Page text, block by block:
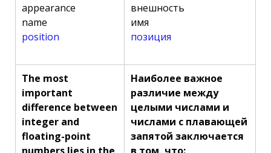
appearance
name
position
внешность
имя
позиция
The most
important
difference between
integer and
floating-point
Наиболее важное
различие между
целыми числами и
числами с плавающей
запятой заключается